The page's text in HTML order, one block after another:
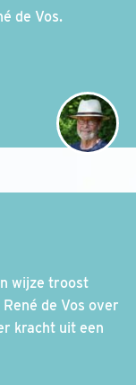
de Vos.
wijze troost
de Vos over
kracht uit een